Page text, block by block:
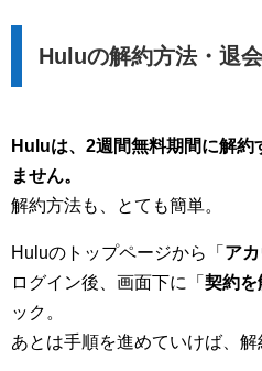
Huluの解約方法・退
Huluは、2週間無料期間に解約
ません。
解約方法も、とても簡単。
Huluのトップページから「 ア
ログイン後、画面下に「 契約を
ック。
あとは手順を進めていけば、解